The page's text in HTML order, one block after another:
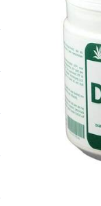
Gratis dazu
Schnäppchen
Bio & Genuss
Körperpflege &
Liebe & Erotik